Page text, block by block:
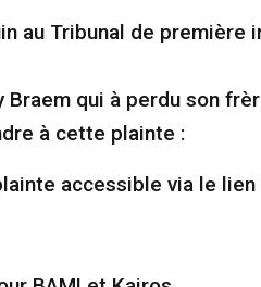
au Tribunal de première
qui à perdu son
à cette plainte :
accessible via le